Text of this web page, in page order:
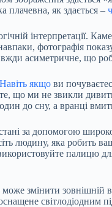
плачевна, як здається –
інтерпретації.
фотографія
асиметричне, що
Навіть якщо ви
що ми не звикли
до сну, а вранці
за допомогою
людину, яка робить
палицю
змінити зовнішній